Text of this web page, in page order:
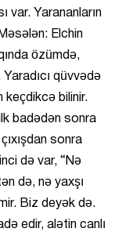
var. Yarananların
Elchin
özümdə,
qüvvədə
keçdikcə bilinir.
badədən sonra
sonra
də var, “Nə
də, nə yaxşı
Biz deyək də.
edir, alətin canlı